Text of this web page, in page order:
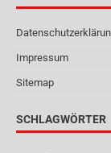
Impressum
Sitemap
SCHLAGWÖRTER